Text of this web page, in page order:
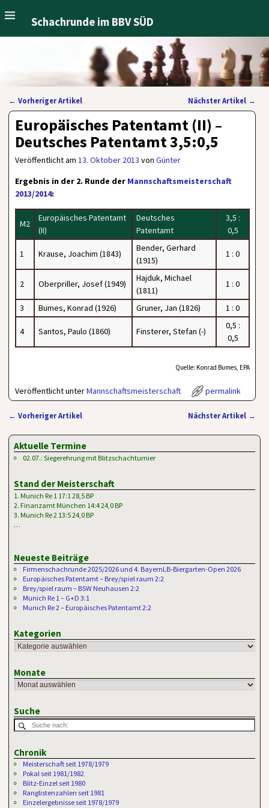
Schachrunde im BBV SÜD
Artikelnavigation
← Vorheriger Artikel Nächster Artikel →
Europäisches Patentamt (II) –
Deutsches Patentamt 3,5:0,5
Veröffentlicht am13. Oktober 2013 vonGünter
Ergebnis in der 2. Runde der Mannschaftsmeisterschaft
2013/2014:
M2
Europäisches Patentamt
(II)
Deutsches
Patentamt
3,5 :
0,5
1 Krause, Joachim (1843)
Bender, Gerhard
(1915)
1 : 0
2 Oberpriller, Josef (1949)
Hajduk, Michael
(1811)
1 : 0
3 Bumes, Konrad (1926) Gruner, Jan (1826) 1 : 0
4 Santos, Paulo (1860) Finsterer, Stefan (-)
0,5 :
0,5
Quelle: Konrad Bumes, EPA
Veröffentlicht unterMannschaftsmeisterschaft permalink
← Vorheriger Artikel Nächster Artikel →
Aktuelle Termine
02.07.: Siegerehrung mit Blitzschachturnier
Stand der Meisterschaft
1. Munich Re 1 17:1 28,5 BP
2. Finanzamt München 14:4 24,0 BP
3. Munich Re 2 13:5 24,0 BP
…
Neueste Beiträge
Firmenschachrunde 2025/2026 und 4. BayernLB-Biergarten-Open 2026
Europäisches Patentamt – Brey/spiel raum 2:2
Brey/spiel raum – BSW Neuhausen 2:2
Munich Re 1 – G+D 3:1
Munich Re 2 – Europäisches Patentamt 2:2
Kategorien
Monate
Suche
Chronik
Meisterschaft seit 1978/1979
Pokal seit 1981/1982
Blitz-Einzel seit 1980
Ranglistenzahlen seit 1981
Einzelergebnisse seit 1978/1979